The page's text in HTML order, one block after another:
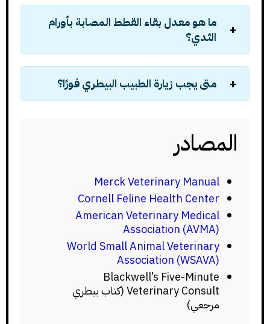
ما هو معدل بقاء القطط المصابة بأورام
الثدي؟
متى يجب زيارة الطبيب البيطري فورًا؟
المصادر
Merck Veterinary Manual
Cornell Feline Health Center
American Veterinary Medical
Association (AVMA)
World Small Animal Veterinary
Association (WSAVA)
Blackwell’s Five-Minute
Veterinary Consult (كتاب بيطري
مرجعي)